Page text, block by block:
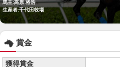
馬主:高原 将浩
生産者:千代田牧場
賞金
獲得賞金